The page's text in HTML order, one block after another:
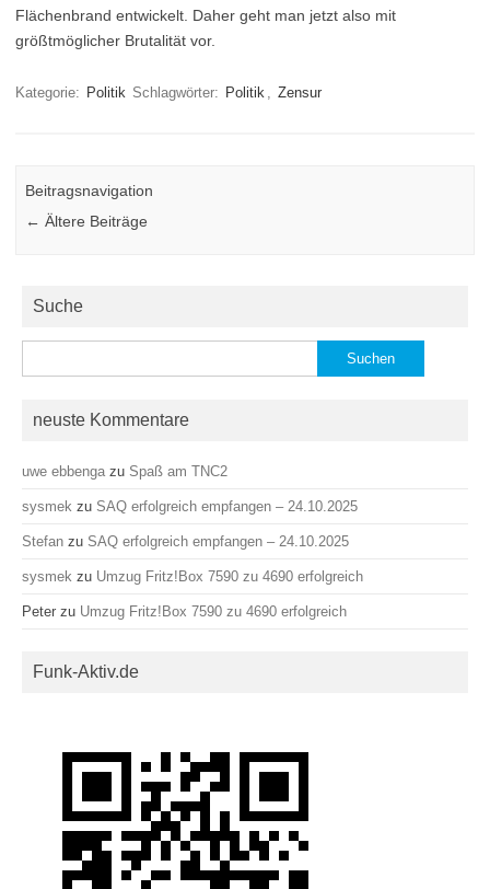
Flächenbrand entwickelt. Daher geht man jetzt also mit
größtmöglicher Brutalität vor.
Kategorie: Politik Schlagwörter: Politik , Zensur
Beitragsnavigation
← Ältere Beiträge
Suche
nach:
neuste Kommentare
uwe ebbenga zu Spaß am TNC2
sysmek zu SAQ erfolgreich empfangen – 24.10.2025
Stefan zu SAQ erfolgreich empfangen – 24.10.2025
sysmek zu Umzug Fritz!Box 7590 zu 4690 erfolgreich
Peter zu Umzug Fritz!Box 7590 zu 4690 erfolgreich
Funk-Aktiv.de